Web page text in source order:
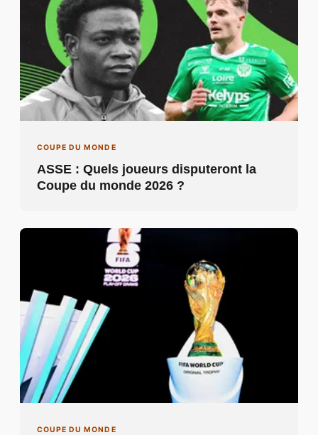
COUPE DU MONDE
ASSE : Quels joueurs disputeront la
Coupe du monde 2026 ?
COUPE DU MONDE